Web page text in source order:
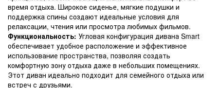
время отдыха. Широкое сиденье, мягкие подушки и
поддержка спины создают идеальные условия для
релаксации, чтения или просмотра любимых фильмов.
Функциональность: Угловая конфигурация дивана Smart
обеспечивает удобное расположение и эффективное
использование пространства, позволяя создать
комфортную зону отдыха даже в небольших помещениях.
Этот диван идеально подходит для семейного отдыха или
встреч с друзьями.